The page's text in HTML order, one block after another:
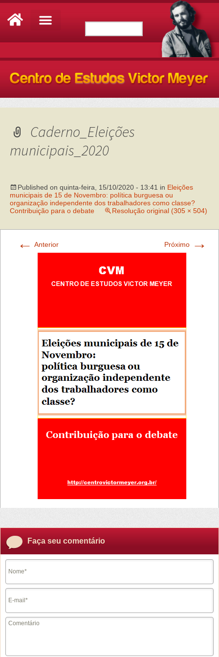
Caderno_Eleições
municipais_2020
Published on quinta-feira, 15/10/2020 - 13:41 in Eleições
municipais de 15 de Novembro: política burguesa ou
organização independente dos trabalhadores como classe?
Contribuição para o debate
Resolução original (305 × 504)
← Anterior Próximo →
Faça seu comentário